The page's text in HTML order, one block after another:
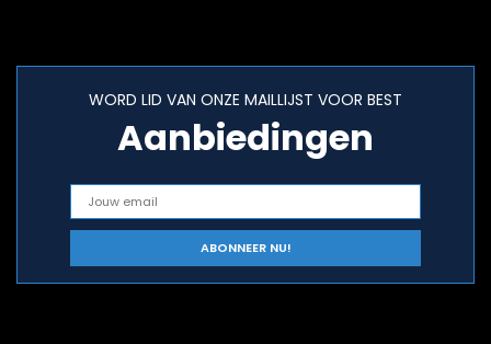
WORD LID VAN ONZE MAILLIJST VOOR BEST
Aanbiedingen